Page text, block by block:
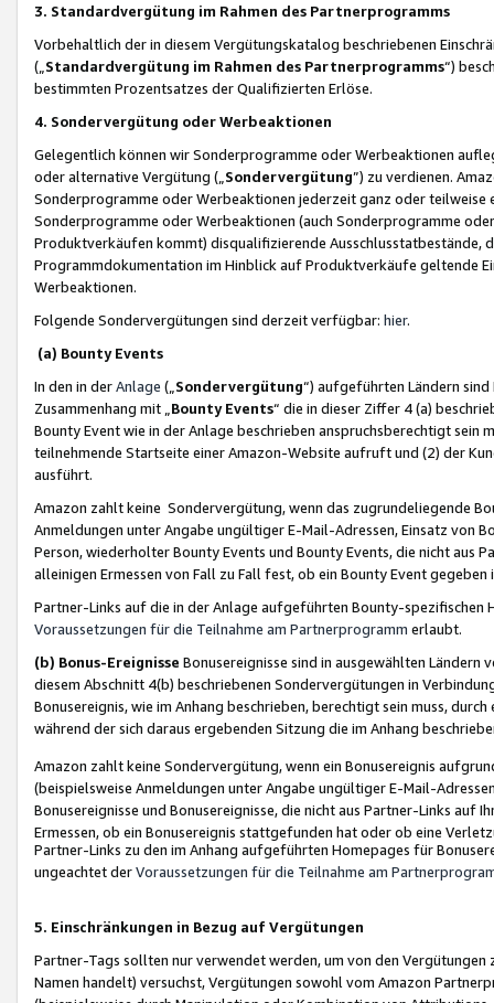
3. Standardvergütung im Rahmen des Partnerprogramms
Vorbehaltlich der in diesem Vergütungskatalog beschriebenen
(„ Standardvergütung im Rahmen des Partnerprogramms“)
bestimmten Prozentsatzes der Qualifizierten Erlöse.
4. Sondervergütung oder Werbeaktionen
Gelegentlich können wir Sonderprogramme oder Werbeaktionen
oder alternative Vergütung („ Sondervergütung”) zu verdienen.
Sonderprogramme oder Werbeaktionen jederzeit ganz oder
Sonderprogramme oder Werbeaktionen (auch Sonderprogramme
Produktverkäufen kommt) disqualifizierende Ausschlusstatbestände,
Programmdokumentation im Hinblick auf Produktverkäufe geltende
Werbeaktionen.
Folgende Sondervergütungen sind derzeit verfügbar: hier.
(a) Bounty Events
In den in derAnlage („ Sondervergütung“) aufgeführten Ländern
Zusammenhang mit „ Bounty Events“ die in dieser Ziffer 4 (a)
Bounty Event wie in der Anlage beschrieben anspruchsberechtigt sein
teilnehmende Startseite einer Amazon-Website aufruft und (2) der
ausführt.
Amazon zahlt keine Sondervergütung, wenn das zugrundeliegende
Anmeldungen unter Angabe ungültiger E-Mail-Adressen, Einsatz von
Person, wiederholter Bounty Events und Bounty Events, die nicht
alleinigen Ermessen von Fall zu Fall fest, ob ein Bounty Event
Partner-Links auf die in der Anlage aufgeführten Bounty-spezifischen
Voraussetzungen für die Teilnahme am Partnerprogramm erlaubt.
(b) Bonus-Ereignisse Bonusereignisse sind in ausgewählten Ländern
diesem Abschnitt 4(b) beschriebenen Sondervergütungen in
Bonusereignis, wie im Anhang beschrieben, berechtigt sein muss,
während der sich daraus ergebenden Sitzung die im Anhang
Amazon zahlt keine Sondervergütung, wenn ein Bonusereignis
(beispielsweise Anmeldungen unter Angabe ungültiger E-Mail-
Bonusereignisse und Bonusereignisse, die nicht aus Partner-Links auf
Ermessen, ob ein Bonusereignis stattgefunden hat oder ob eine
Partner-Links zu den im Anhang aufgeführten Homepages für
ungeachtet derVoraussetzungen für die Teilnahme am
5. Einschränkungen in Bezug auf Vergütungen
Partner-Tags sollten nur verwendet werden, um von den
Namen handelt) versuchst, Vergütungen sowohl vom Amazon